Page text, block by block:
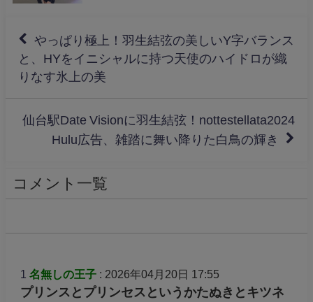
やっぱり極上！羽生結弦の美しいY字バランス
と、HYをイニシャルに持つ天使のハイドロが織
りなす氷上の美
仙台駅Date Visionに羽生結弦！nottestellata2024
Hulu広告、雑踏に舞い降りた白鳥の輝き
コメント一覧
1 名無しの王子: 2026年04月20日 17:55
プリンスとプリンセスというかたぬきとキツネ